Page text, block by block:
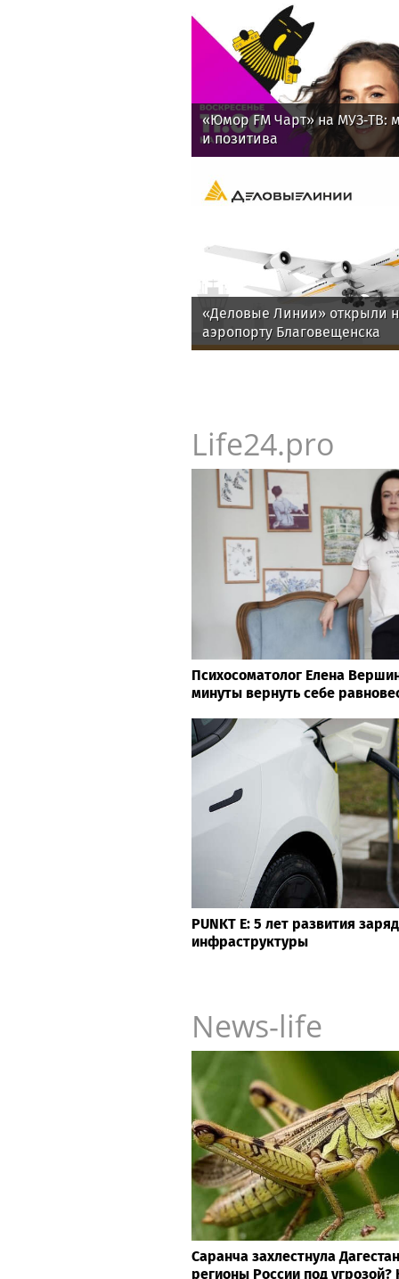
«Юмор FM Чарт» на МУЗ‑ТВ:
и позитива
«Деловые Линии» открыли
аэропорту Благовещенска
Life24.pro
Психосоматолог Елена
минуты вернуть себе
PUNKT E: 5 лет развития
инфраструктуры
News-life
Саранча захлестнула
регионы России под